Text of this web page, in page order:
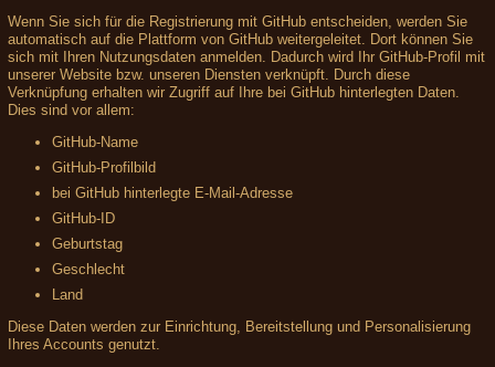
Wenn Sie sich für die Registrierung mit GitHub entscheiden, werden Sie
automatisch auf die Plattform von GitHub weitergeleitet. Dort können Sie
sich mit Ihren Nutzungsdaten anmelden. Dadurch wird Ihr GitHub-Profil mit
unserer Website bzw. unseren Diensten verknüpft. Durch diese
Verknüpfung erhalten wir Zugriff auf Ihre bei GitHub hinterlegten Daten.
Dies sind vor allem:
GitHub-Name
GitHub-Profilbild
bei GitHub hinterlegte E-Mail-Adresse
GitHub-ID
Geburtstag
Geschlecht
Land
Diese Daten werden zur Einrichtung, Bereitstellung und Personalisierung
Ihres Accounts genutzt.